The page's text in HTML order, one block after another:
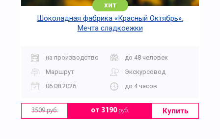
хит
Шоколадная фабрика «Красный Октябрь».
Мечта сладкоежки
на производство
до 48 человек
Маршрут
Экскурсовод
06.08.2026
до 4 часов
3509 руб. от 3190руб. Купить